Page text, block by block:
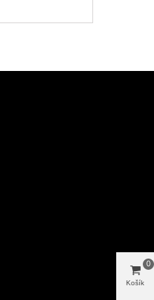
Košík
0